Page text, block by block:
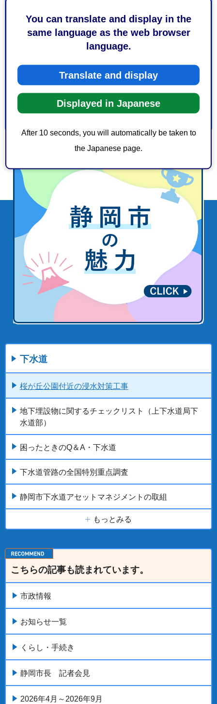
You can translate and display in the
same language as the web browser
language.
Translate and display
Displayed in Japanese
After 10 seconds, you will automatically be taken to
the Japanese page.
3：役に立たなかった
1：見つけやすかった
2：ふつう
3：見つけにくかった
下水道
桜が丘公園付近の浸水対策工事
地下埋設物に関するチェックリスト（上下水道局下
水道部）
困ったときのQ＆A・下水道
下水道管路の全国特別重点調査
静岡市下水道アセットマネジメントの取組
もっとみる
こちらの記事も読まれています。
市政情報
お知らせ一覧
くらし・手続き
静岡市長 記者会見
2026年4月～2026年9月